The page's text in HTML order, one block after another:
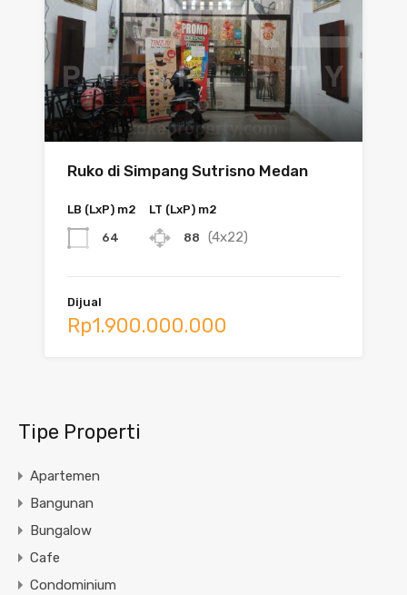
Ruko di Simpang Sutrisno Medan
LB (LxP) m2
64
LT (LxP) m2
88 (4x22)
Dijual
Rp1.900.000.000
Tipe Properti
Apartemen
Bangunan
Bungalow
Cafe
Condominium